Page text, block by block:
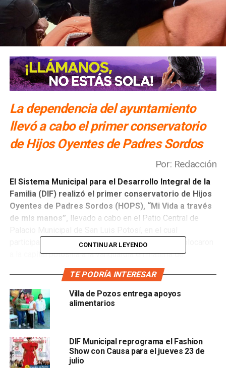
La dependencia del ayuntamiento
llevó a cabo el primer conservatorio
de Hijos Oyentes de Padres Sordos
Por: Redacción
El Sistema Municipal para el Desarrollo Integral de la
Familia (DIF) realizó el primer conservatorio de Hijos
Oyentes de Padres Sordos (HOPS), “Mi Vida a través
de mis manos”, llevado a cabo en el Patio Central de
participaron integrantes de esta comunidad que colocaron
a la capital potosina a la vanguardia en materia de
Estela Arriaga Márquez, presidenta del Sistema Municipal
DIF,recalcó que el compromiso de la comunidad de
esta institución, será trabajar y mejorar los servicios
“para que la gente se acerque a aprender lengua de señas
mexicana y atendamos todas las discapacidades con el
fin de llegar a ser una capital incluyente”. Señaló que San
Luis Potosí es el primer municipio a nivel nacional, en
CONTINUAR LEYENDO
TE PODRÍA INTERESAR
Villa de Pozos entrega apoyos
alimentarios
DIF Municipal reprograma el Fashion
Show con Causa para el jueves 23 de
julio